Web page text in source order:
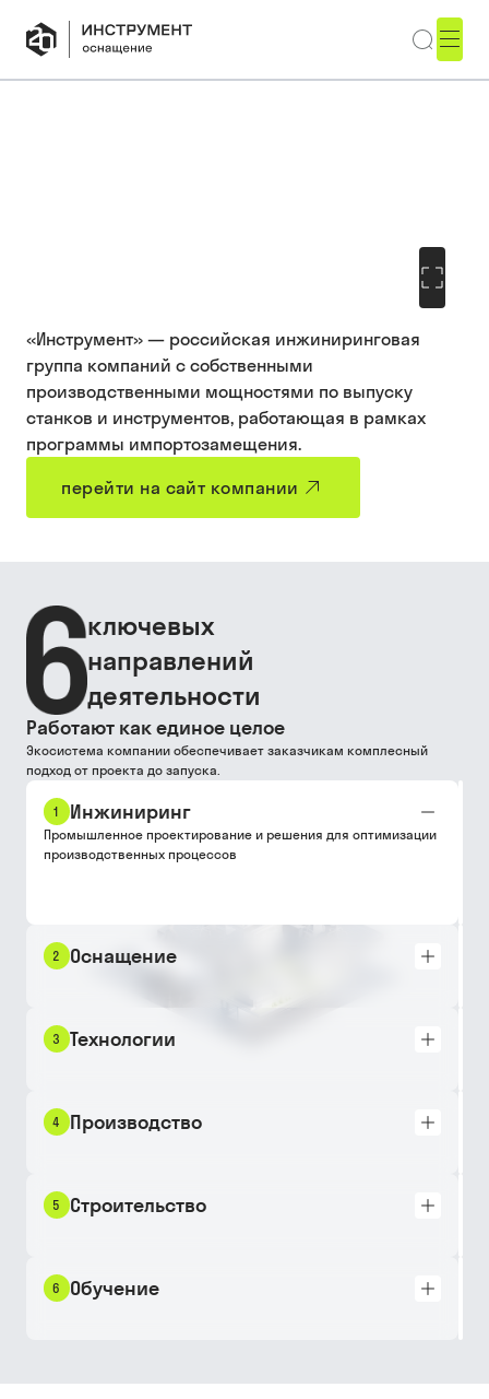
«Инструмент» — российская инжиниринговая
группа компаний с собственными
производственными мощностями по выпуску
станков и инструментов, работающая в рамках
программы импортозамещения.
перейти на сайт компании
ключевых
направлений
деятельности
Работают как единое целое
Экосистема компании обеспечивает заказчикам комплесный
подход от проекта до запуска.
1 Инжиниринг
Промышленное проектирование и решения для оптимизации
производственных процессов
2 Оснащение
3 Технологии
4 Производство
5 Строительство
6 Обучение